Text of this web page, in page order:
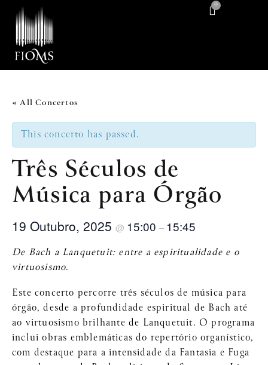
0
« All Concertos
This concerto has passed.
Três Séculos de
Música para Órgão
19 Outubro, 2025 @ 15:00 – 15:45
De Bach a Lanquetuit: entre a espiritualidade e o
virtuosismo.
Este concerto percorre três séculos de música para
órgão, desde a profundidade espiritual de Bach até
ao virtuosismo brilhante de Lanquetuit. O programa
inclui obras emblemáticas do repertório organístico,
com destaque para a intensidade da Fantasia e Fuga